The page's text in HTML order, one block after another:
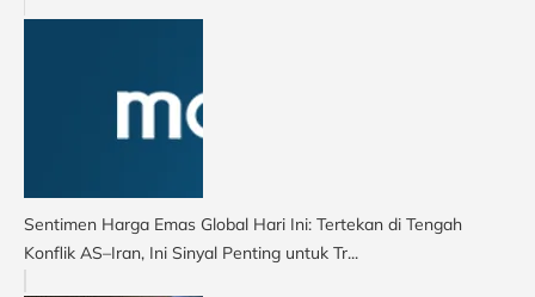
Sentimen Harga Emas Global Hari Ini: Tertekan di Tengah
Konflik AS–Iran, Ini Sinyal Penting untuk Tr...